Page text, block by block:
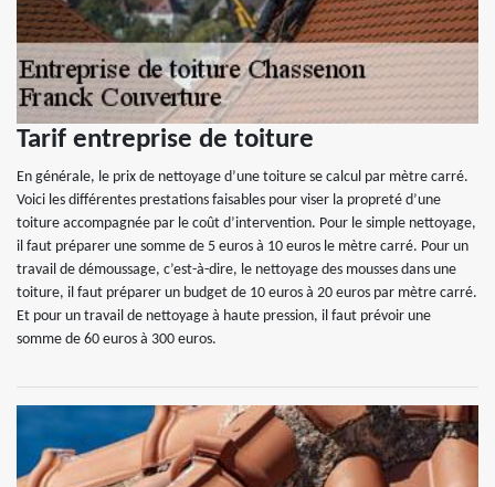
Tarif entreprise de toiture
En générale, le prix de nettoyage d’une toiture se calcul par mètre carré.
Voici les différentes prestations faisables pour viser la propreté d’une
toiture accompagnée par le coût d’intervention. Pour le simple nettoyage,
il faut préparer une somme de 5 euros à 10 euros le mètre carré. Pour un
travail de démoussage, c’est-à-dire, le nettoyage des mousses dans une
toiture, il faut préparer un budget de 10 euros à 20 euros par mètre carré.
Et pour un travail de nettoyage à haute pression, il faut prévoir une
somme de 60 euros à 300 euros.